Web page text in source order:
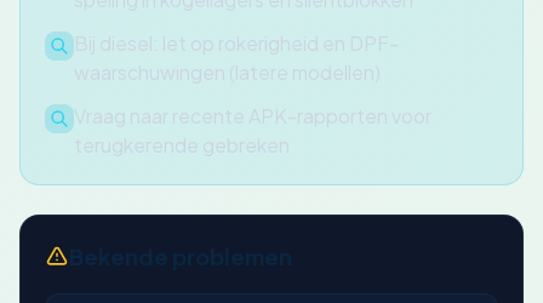
Bij diesel: let op rokerigheid en DPF-
waarschuwingen (latere modellen)
Vraag naar recente APK-rapporten voor
terugkerende gebreken